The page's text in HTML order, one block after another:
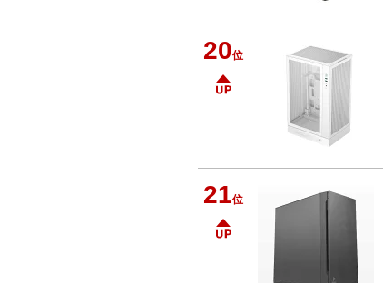
20位
21位